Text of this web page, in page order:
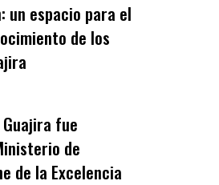
un espacio para el
de los
fue
de
de la Excelencia